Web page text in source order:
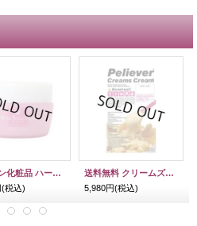
ジュポン化粧品 ハーブサクラゲル 60g
(税込)
送料無料 クリームズクリーム ピリーバー 1000g
5,980円(税込)